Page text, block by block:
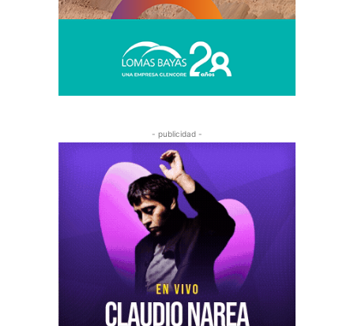
- publicidad -